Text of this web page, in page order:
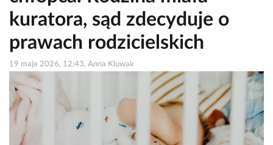
kuratora, sąd zdecyduje o
prawach rodzicielskich
19 maja 2026, 12:43, Anna Kluwak